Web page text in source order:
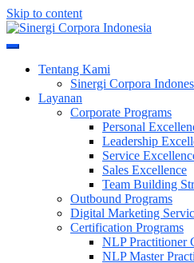
Skip to content
Sinergi Corpora
Tentang Kami
Sinergi Corpora
Layanan
Corporate Programs
Personal
Leadership
Service
Sales Excellence
Team Building
Outbound Programs
Digital Marketing
Certification Programs
NLP Practitioner
NLP Master